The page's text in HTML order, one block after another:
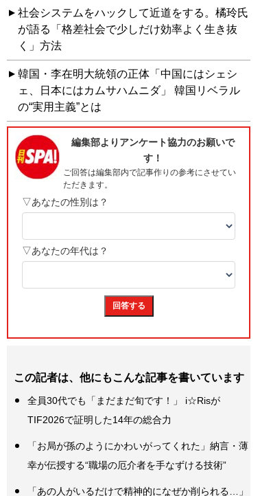
社会システムをハックして近道をする。橘玲氏
が語る「格差社会で少しだけ効率よく生き抜
く」方法
韓国・李在明大統領の正体「中国にはシェシ
ェ、日本にはカムサハムニダ」 韓国リベラル
の“実用主義”とは
この記者は、他にもこんな記事を書いています
全員30代でも「まだまだ旬です！」 i☆Risが
TIF2026で証明した14年の総合力
「お局が孫のようにかわいがってくれた」納言・薄
幸が伝授する“職場の厄介者を手なずける技術”
「あの人がいるだけで精神的になぜか削られる…」